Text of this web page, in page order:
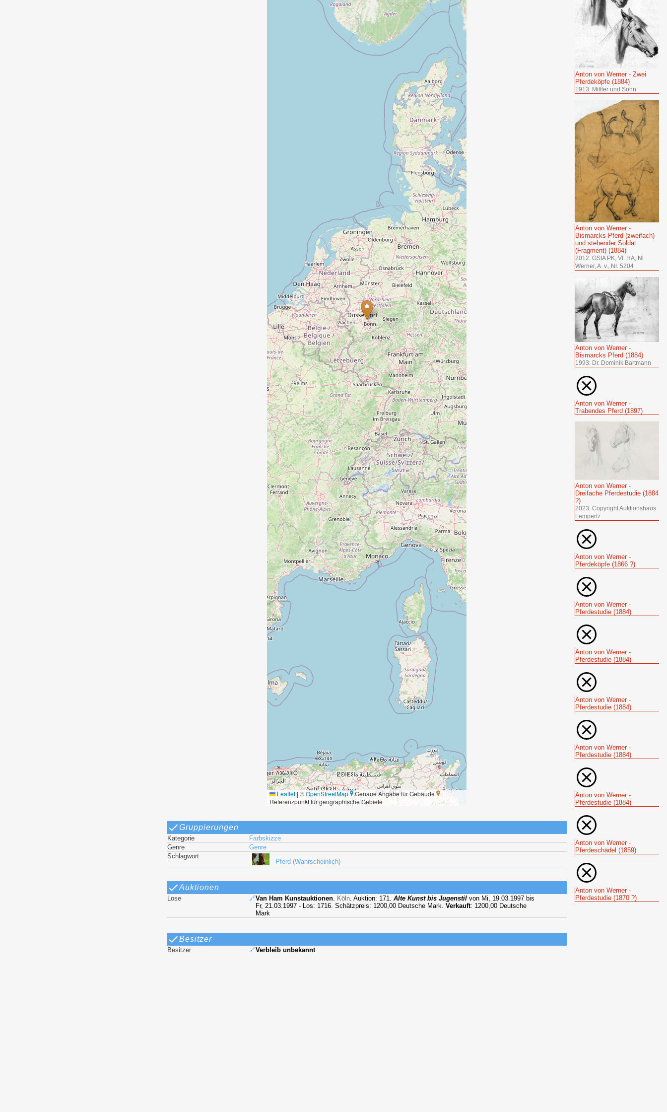
Leaflet | ©OpenStreetMap :Genaue Angabe für Gebäude :
Referenzpunkt für geographische Gebiete
Gruppierungen
Kategorie
Farbskizze
Genre
Genre
Schlagwort
Pferd (Wahrscheinlich)
Auktionen
Lose 🔗Van Ham Kunstauktionen. Köln. Auktion: 171. Alte Kunst bis Jugenstilvon Mi, 19.03.1997 bis
Fr, 21.03.1997 - Los: 1716. Schätzpreis: 1200,00 Deutsche Mark. Verkauft: 1200,00 Deutsche
Mark
Besitzer
Besitzer 🔗Verbleib unbekannt
Anton von Werner - Zwei
Pferdeköpfe (1884)
1913: Mittler und Sohn
Anton von Werner -
Bismarcks Pferd (zweifach)
und stehender Soldat
(Fragment) (1884)
2012: GStA PK, VI. HA, Nl
Werner, A. v., Nr. 5204
Anton von Werner -
Bismarcks Pferd (1884)
1993: Dr. Dominik Bartmann
Anton von Werner -
Trabendes Pferd (1897)
Anton von Werner -
Dreifache Pferdestudie (1884
?)
2023: Copyright Auktionshaus
Lempertz
Anton von Werner -
Pferdeköpfe (1866 ?)
Anton von Werner -
Pferdestudie (1884)
Anton von Werner -
Pferdestudie (1884)
Anton von Werner -
Pferdestudie (1884)
Anton von Werner -
Pferdestudie (1884)
Anton von Werner -
Pferdestudie (1884)
Anton von Werner -
Pferdeschädel (1859)
Anton von Werner -
Pferdestudie (1870 ?)